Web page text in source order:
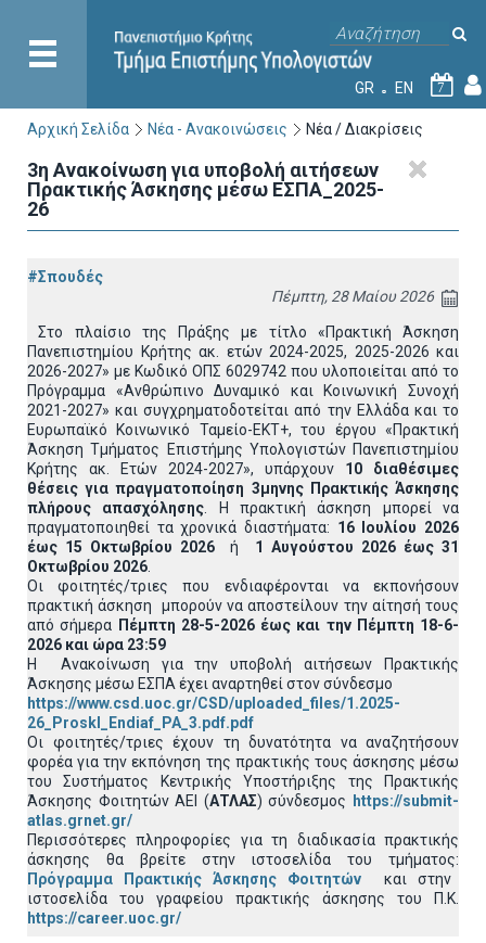
GR EN 7
Αρχική Σελίδα Νέα - Ανακοινώσεις Νέα / Διακρίσεις
3η Ανακοίνωση για υποβολή αιτήσεων
Πρακτικής Άσκησης μέσω ΕΣΠΑ_2025-
26
#Σπουδές
Πέμπτη, 28 Μαίου 2026
Στο πλαίσιο της Πράξης με τίτλο «Πρακτική Άσκηση
Πανεπιστημίου Κρήτης ακ. ετών 2024-2025, 2025-2026 και
2026-2027» με Κωδικό ΟΠΣ 6029742 που υλοποιείται από το
Πρόγραμμα «Ανθρώπινο Δυναμικό και Κοινωνική Συνοχή
2021-2027» και συγχρηματοδοτείται από την Ελλάδα και το
Ευρωπαϊκό Κοινωνικό Ταμείο-ΕΚΤ+, του έργου «Πρακτική
Άσκηση Τμήματος Επιστήμης Υπολογιστών Πανεπιστημίου
Κρήτης ακ. Ετών 2024-2027», υπάρχουν 10 διαθέσιμες
θέσεις για πραγματοποίηση 3μηνης Πρακτικής Άσκησης
πλήρους απασχόλησης . Η πρακτική άσκηση μπορεί να
πραγματοποιηθεί τα χρονικά διαστήματα: 16 Ιουλίου 2026
έως 15 Οκτωβρίου 2026
ή 1 Αυγούστου 2026 έως 31
Οκτωβρίου 2026
Οι φοιτητές/τριες που ενδιαφέρονται να εκπονήσουν
πρακτική άσκηση μπορούν να αποστείλουν την αίτησή τους
από σήμερα Πέμπτη 28-5-2026 έως και την Πέμπτη 18-6-
2026 και ώρα 23:59
Η Ανακοίνωση για την υποβολή αιτήσεων Πρακτικής
Άσκησης μέσω ΕΣΠΑ έχει αναρτηθεί στον σύνδεσμο
https://www.csd.uoc.gr/CSD/uploaded_files/1.2025-
26_Proskl_Endiaf_PA_3.pdf.pdf
Οι φοιτητές/τριες έχουν τη δυνατότητα να αναζητήσουν
φορέα για την εκπόνηση της πρακτικής τους άσκησης μέσω
του Συστήματος Κεντρικής Υποστήριξης της Πρακτικής
Άσκησης Φοιτητών ΑΕΙ (ΑΤΛΑΣ) σύνδεσμος
https://submit-
atlas.grnet.gr/
Περισσότερες πληροφορίες για τη διαδικασία πρακτικής
άσκησης θα βρείτε στην ιστοσελίδα του τμήματος:
Πρόγραμμα Πρακτικής Άσκησης Φοιτητών
και στην
ιστοσελίδα του γραφείου πρακτικής άσκησης του Π.Κ.
https://career.uoc.gr/